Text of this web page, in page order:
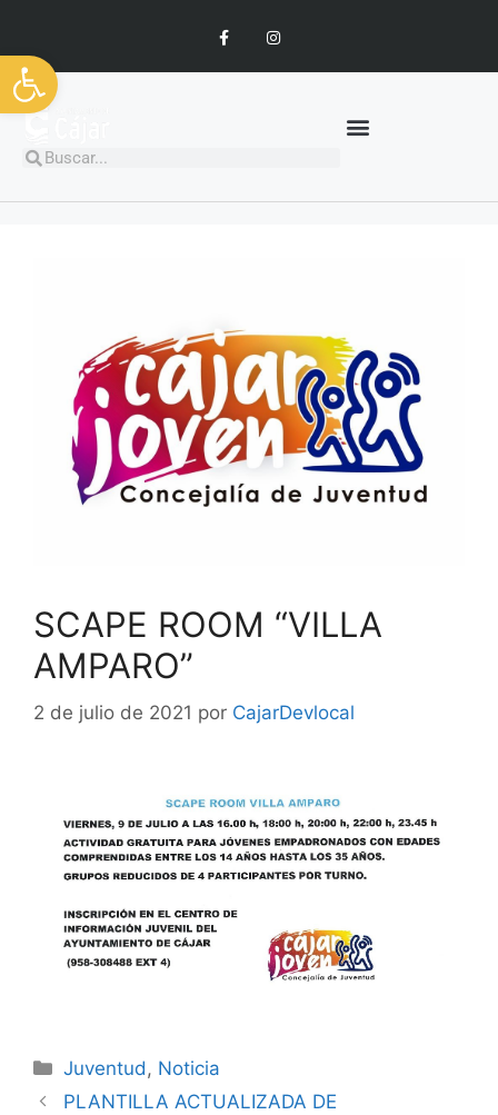
Abrir barra de herramientas
SCAPE ROOM “VILLA
AMPARO”
2 de julio de 2021 por CajarDevlocal
Juventud, Noticia
PLANTILLA ACTUALIZADA DE